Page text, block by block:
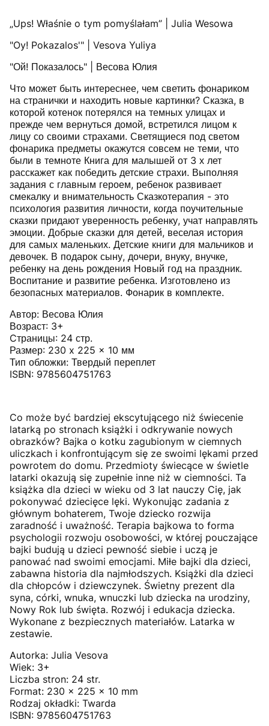
„Ups! Właśnie o tym pomyślałam” | Julia Wesowa
"Oy! Pokazalos'" | Vesova Yuliya
"Ой! Показалось" | Весова Юлия
Что может быть интереснее, чем светить фонариком
на странички и находить новые картинки? Сказка, в
которой котенок потерялся на темных улицах и
прежде чем вернуться домой, встретился лицом к
лицу со своими страхами. Светящиеся под светом
фонарика предметы окажутся совсем не теми, что
были в темноте Книга для малышей от 3 х лет
расскажет как победить детские страхи. Выполняя
задания с главным героем, ребенок развивает
смекалку и внимательность Сказкотерапия - это
психология развития личности, когда поучительные
сказки придают уверенность ребенку, учат направлять
эмоции. Добрые сказки для детей, веселая история
для самых маленьких. Детские книги для мальчиков и
девочек. В подарок сыну, дочери, внуку, внучке,
ребенку на день рождения Новый год на праздник.
Воспитание и развитие ребенка. Изготовлено из
безопасных материалов. Фонарик в комплекте.
Автор: Весова Юлия
Возраст: 3+
Cтраницы: 24 стр.
Размер: 230 x 225 x 10 мм
Тип обложки: Твердый переплет
ISBN: 9785604751763
Co może być bardziej ekscytującego niż świecenie
latarką po stronach książki i odkrywanie nowych
obrazków? Bajka o kotku zagubionym w ciemnych
uliczkach i konfrontującym się ze swoimi lękami przed
powrotem do domu. Przedmioty świecące w świetle
latarki okazują się zupełnie inne niż w ciemności. Ta
książka dla dzieci w wieku od 3 lat nauczy Cię, jak
pokonywać dziecięce lęki. Wykonując zadania z
głównym bohaterem, Twoje dziecko rozwija
zaradność i uważność. Terapia bajkowa to forma
psychologii rozwoju osobowości, w której pouczające
bajki budują u dzieci pewność siebie i uczą je
panować nad swoimi emocjami. Miłe bajki dla dzieci,
zabawna historia dla najmłodszych. Książki dla dzieci
dla chłopców i dziewczynek. Świetny prezent dla
syna, córki, wnuka, wnuczki lub dziecka na urodziny,
Nowy Rok lub święta. Rozwój i edukacja dziecka.
Wykonane z bezpiecznych materiałów. Latarka w
zestawie.
Autorka: Julia Vesova
Wiek: 3+
Liczba stron: 24 str.
Format: 230 x 225 x 10 mm
Rodzaj okładki: Twarda
ISBN: 9785604751763